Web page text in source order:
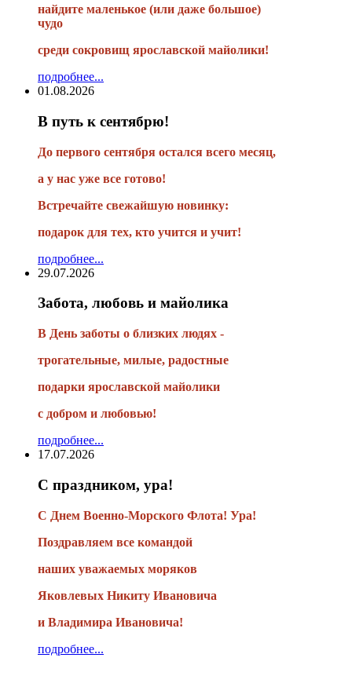
найдите маленькое (или даже большое)
чудо
среди сокровищ ярославской майолики!
подробнее...
01.08.2026
В путь к сентябрю!
До первого сентября остался всего месяц,
а у нас уже все готово!
Встречайте свежайшую новинку:
подарок для тех, кто учится и учит!
подробнее...
29.07.2026
Забота, любовь и майолика
В День заботы о близких людях -
трогательные, милые, радостные
подарки ярославской майолики
с добром и любовью!
подробнее...
17.07.2026
С праздником, ура!
С Днем Военно-Морского Флота! Ура!
Поздравляем все командой
наших уважаемых моряков
Яковлевых Никиту Ивановича
и Владимира Ивановича!
подробнее...